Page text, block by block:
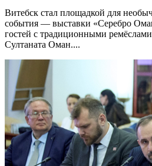
Витебск стал площадкой для
события — выставки «Серебро
гостей с традиционными
Султаната Оман....